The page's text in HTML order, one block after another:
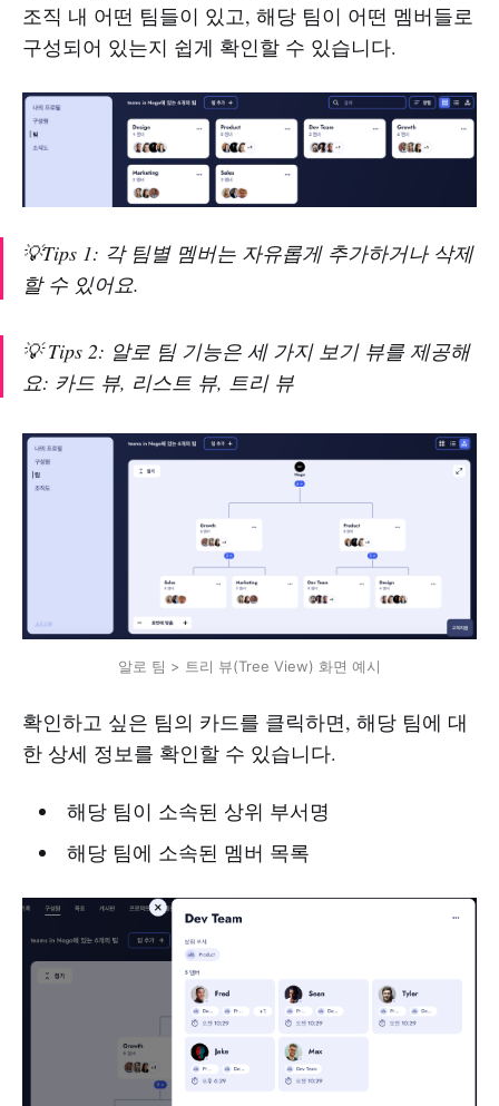
조직 내 어떤 팀들이 있고, 해당 팀이 어떤 멤버들로
구성되어 있는지 쉽게 확인할 수 있습니다.
💡Tips 1: 각 팀별 멤버는 자유롭게 추가하거나 삭제
할 수 있어요.
💡 Tips 2: 알로 팀 기능은 세 가지 보기 뷰를 제공해
요: 카드 뷰, 리스트 뷰, 트리 뷰
알로 팀 > 트리 뷰(Tree View) 화면 예시
확인하고 싶은 팀의 카드를 클릭하면, 해당 팀에 대
한 상세 정보를 확인할 수 있습니다.
해당 팀이 소속된 상위 부서명
해당 팀에 소속된 멤버 목록